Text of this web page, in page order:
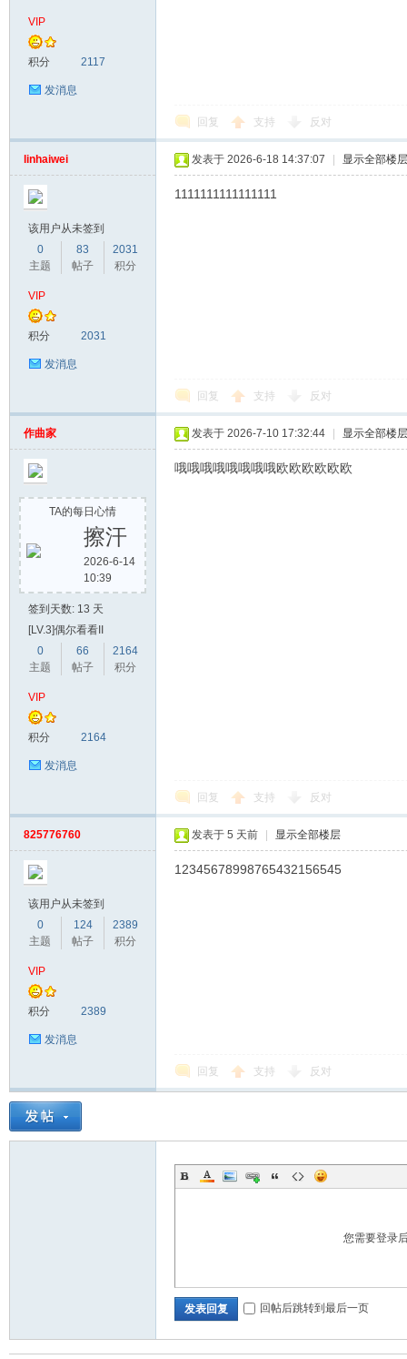
VIP
积分 2117
发消息
回复 支持 反对
linhaiwei
该用户从未签到
0
主题
83
帖子
2031
积分
VIP
积分 2031
发消息
发表于 2026-6-18 14:37:07 显示全部楼层
1111111111111111
回复 支持 反对
作曲家
TA的每日心情
擦汗
2026-6-14
10:39
签到天数: 13 天
[LV.3]偶尔看看II
0
主题
66
帖子
2164
积分
VIP
积分 2164
发消息
发表于 2026-7-10 17:32:44 显示全部楼层
哦哦哦哦哦哦哦哦欧欧欧欧欧欧
回复 支持 反对
825776760
该用户从未签到
0
主题
124
帖子
2389
积分
VIP
积分 2389
发消息
发表于 5 天前 显示全部楼层
12345678998765432156545
回复 支持 反对
您需要登录
发表回复 回帖后跳转到最后一页